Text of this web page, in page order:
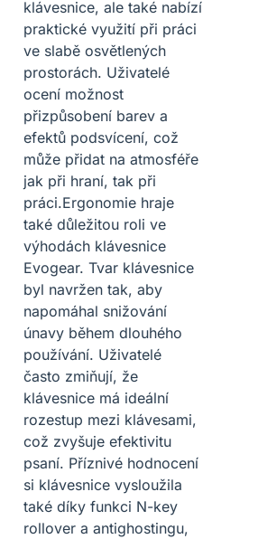
klávesnice, ale také nabízí
praktické využití při práci
ve slabě osvětlených
prostorách. Uživatelé
ocení možnost
přizpůsobení barev a
efektů podsvícení, což
může přidat na atmosféře
jak při hraní, tak při
práci.Ergonomie hraje
také důležitou roli ve
výhodách klávesnice
Evogear. Tvar klávesnice
byl navržen tak, aby
napomáhal snižování
únavy během dlouhého
používání. Uživatelé
často zmiňují, že
klávesnice má ideální
rozestup mezi klávesami,
což zvyšuje efektivitu
psaní. Příznivé hodnocení
si klávesnice vysloužila
také díky funkci N-key
rollover a antighostingu,